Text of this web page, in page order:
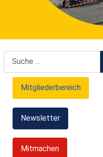
Suchen
Mitgliederbereich
Newsletter
Mitmachen